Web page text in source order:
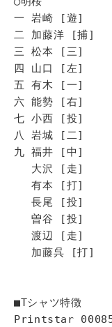
一 岩崎 [遊]
二 加藤洋 [捕]
三 松本 [三]
四 山口 [左]
五 有木 [一]
六 能勢 [右]
七 小西 [投]
八 岩城 [二]
九 福井 [中]
大沢 [走]
有本 [打]
長尾 [投]
曽谷 [投]
渡辺 [走]
加藤呉 [打]
■Tシャツ特徴
Printstar 00085-